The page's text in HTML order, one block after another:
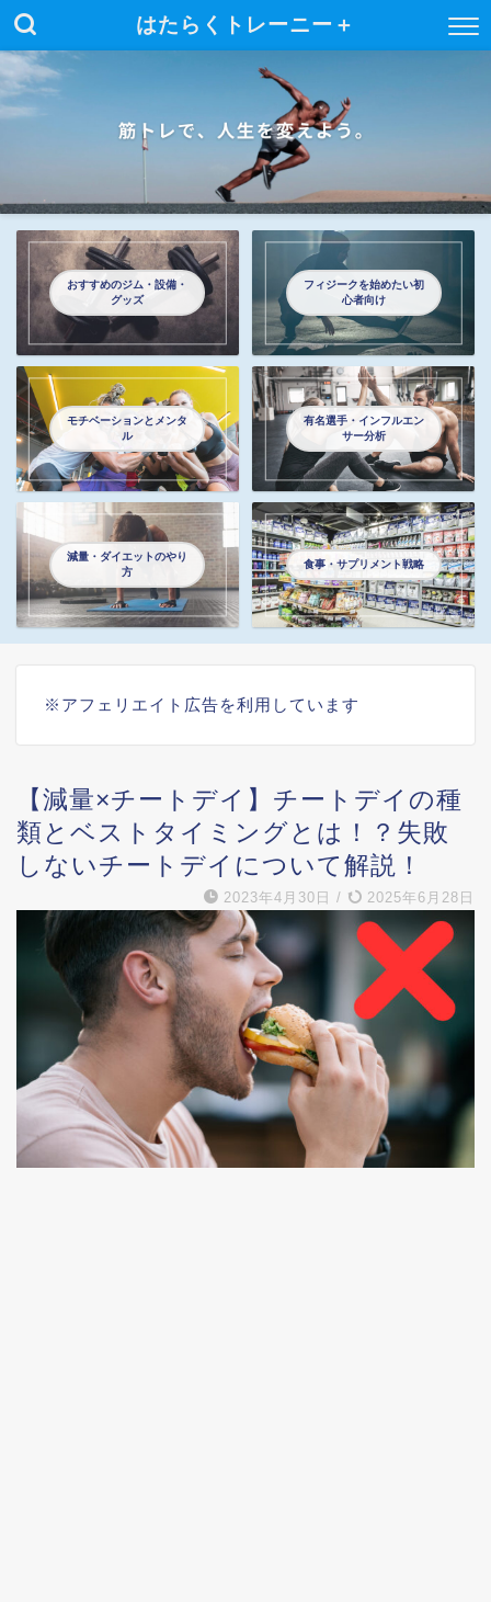
はたらくトレーニー＋
おすすめのジム・設備・
グッズ
フィジークを始めたい初
心者向け
モチベーションとメンタ
ル
有名選手・インフルエン
サー分析
減量・ダイエットのやり
方
食事・サプリメント戦略
※アフェリエイト広告を利用しています
【減量×チートデイ】チートデイの種
類とベストタイミングとは！？失敗
しないチートデイについて解説！
2023年4月30日 / 2025年6月28日